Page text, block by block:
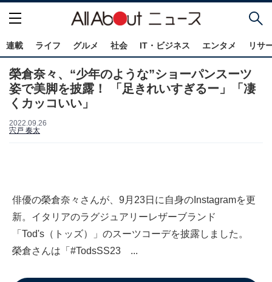
連載 ライフ グルメ 社会 IT・ビジネス エンタメ リサ
榮倉奈々、“少年のような”ショーパンスーツ
姿で美脚を披露！ 「足きれいすぎるー」「凄
くカッコいい」
2022.09.26
宍戸 奏太
俳優の榮倉奈々さんが、9月23日に自身のInstagramを更
新。イタリアのラグジュアリーレザーブランド
「Tod's（トッズ）」のスーツコーデを披露しました。
榮倉さんは「#TodsSS23 ...